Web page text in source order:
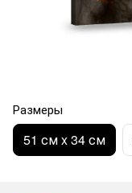
Размеры
51 см x 34 см